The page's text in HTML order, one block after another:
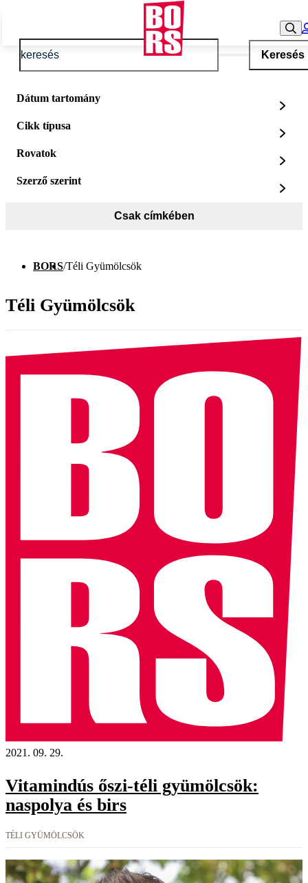
Keresés
Dátum tartomány
Cikk típusa
Rovatok
Szerző szerint
Csak címkében
BORS/Téli Gyümölcsök
Téli Gyümölcsök
2021. 09. 29.
Vitamindús őszi-téli gyümölcsök:
naspolya és birs
TÉLI GYÜMÖLCSÖK